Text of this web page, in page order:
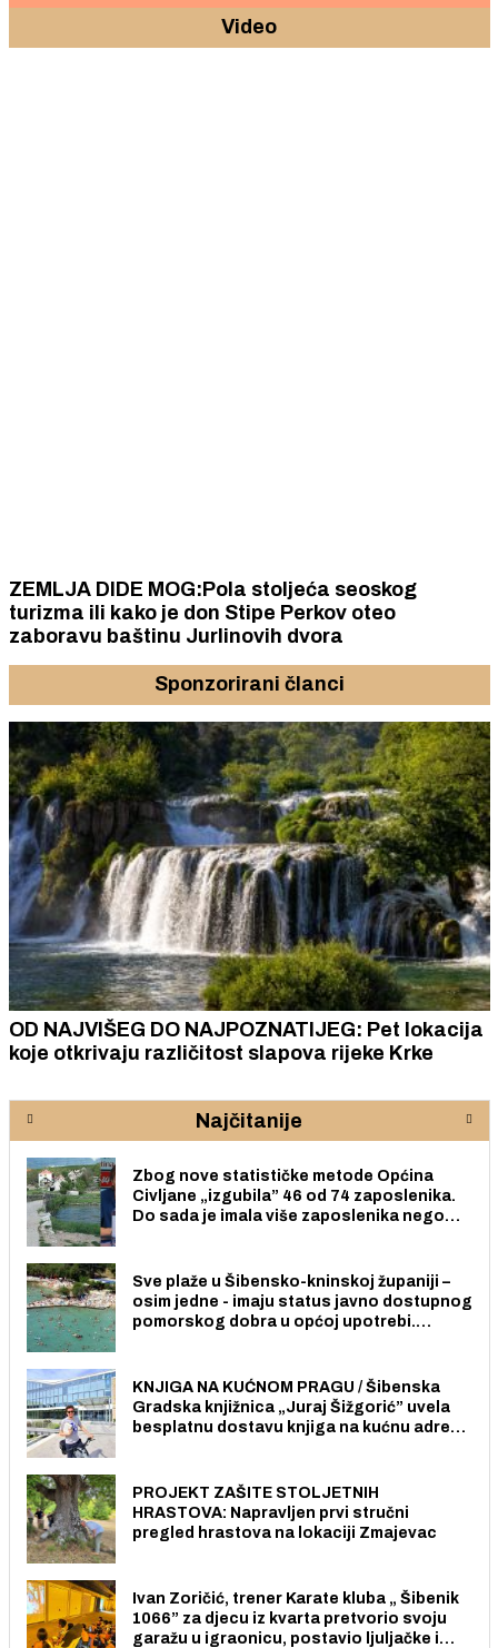
Video
ZEMLJA DIDE MOG:Pola stoljeća seoskog
turizma ili kako je don Stipe Perkov oteo
zaboravu baštinu Jurlinovih dvora
Sponzorirani članci
OD NAJVIŠEG DO NAJPOZNATIJEG: Pet lokacija
koje otkrivaju različitost slapova rijeke Krke
Najčitanije
Zbog nove statističke metode Općina
Civljane „izgubila” 46 od 74 zaposlenika.
Do sada je imala više zaposlenika nego
Sve plaže u Šibensko-kninskoj županiji –
osim jedne - imaju status javno dostupnog
pomorskog dobra u općoj upotrebi.
KNJIGA NA KUĆNOM PRAGU / Šibenska
Gradska knjižnica „Juraj Šižgorić” uvela
besplatnu dostavu knjiga na kućnu adresu
PROJEKT ZAŠITE STOLJETNIH
HRASTOVA: Napravljen prvi stručni
pregled hrastova na lokaciji Zmajevac
Ivan Zoričić, trener Karate kluba „ Šibenik
1066” za djecu iz kvarta pretvorio svoju
garažu u igraonicu, postavio ljuljačke i